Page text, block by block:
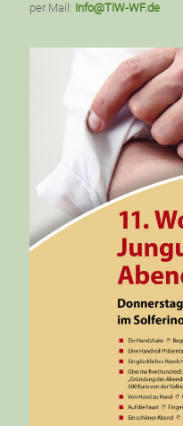
per Mail: Info@TIW-WF.de